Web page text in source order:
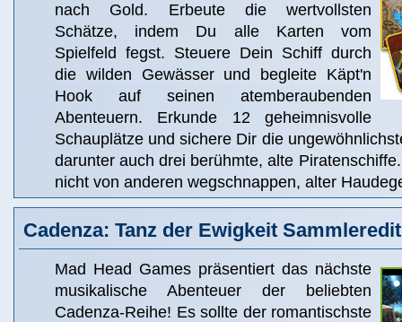
nach Gold. Erbeute die wertvollsten
Schätze, indem Du alle Karten vom
Spielfeld fegst. Steuere Dein Schiff durch
die wilden Gewässer und begleite Käpt'n
Hook auf seinen atemberaubenden
Abenteuern. Erkunde 12 geheimnisvolle
Schauplätze und sichere Dir die
darunter auch drei berühmte, alte
nicht von anderen wegschnappen, alter
Cadenza: Tanz der Ewigkeit
Mad Head Games präsentiert das nächste
musikalische Abenteuer der beliebten
Cadenza-Reihe! Es sollte der romantischste